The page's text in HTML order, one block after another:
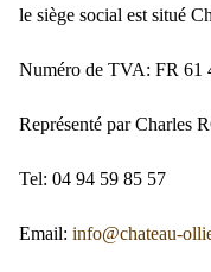
le siège social est situé
Numéro de TVA: FR 61
Représenté par Charles
Tel: 04 94 59 85 57
Email: info@chateau-